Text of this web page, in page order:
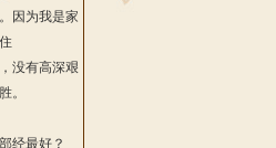
因为我是家
没有高深艰
。
经最好？